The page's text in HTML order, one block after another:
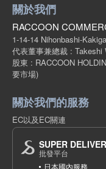
關於我們
RACCOON
1-14-14 Nihonbashi-
代表董事兼總裁 : Takeshi
股東 : RACCOON
要市場)
關於我們的服務
EC以及EC關連
SUPER
批發平台
日本國內服務